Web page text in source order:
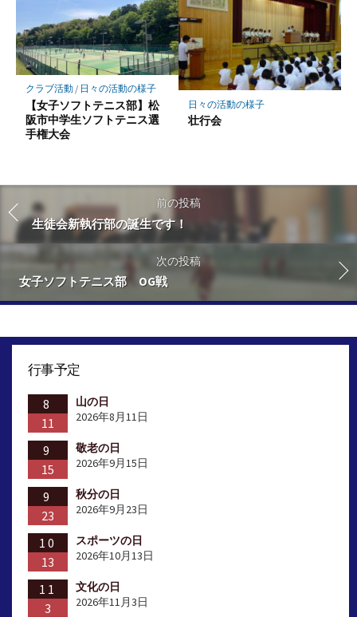
クラブ活動/ 日々の活動の様子
【女子ソフトテニス部】松
阪市中学生ソフトテニス選
手権大会
日々の活動の様子
壮行会
前の投稿
生徒会新執行部の誕生です！
次の投稿
女子ソフトテニス部 OG戦
行事予定
8
11
山の日
2026年8月11日
9
15
敬老の日
2026年9月15日
9
23
秋分の日
2026年9月23日
10
13
スポーツの日
2026年10月13日
11
3
文化の日
2026年11月3日